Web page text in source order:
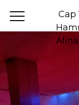
Cap
Alina